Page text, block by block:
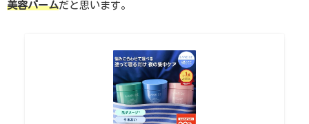
美容バームだと思います。